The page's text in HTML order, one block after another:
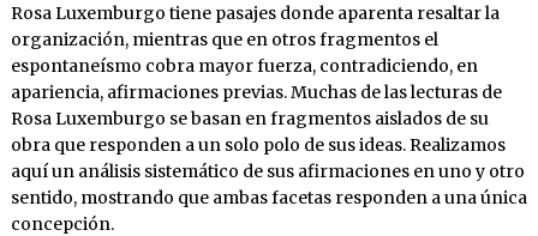
Rosa Luxemburgo tiene pasajes donde aparenta resaltar la
organización, mientras que en otros fragmentos el
espontaneísmo cobra mayor fuerza, contradiciendo, en
apariencia, afirmaciones previas. Muchas de las lecturas de
Rosa Luxemburgo se basan en fragmentos aislados de su
obra que responden a un solo polo de sus ideas. Realizamos
aquí un análisis sistemático de sus afirmaciones en uno y otro
sentido, mostrando que ambas facetas responden a una única
concepción.